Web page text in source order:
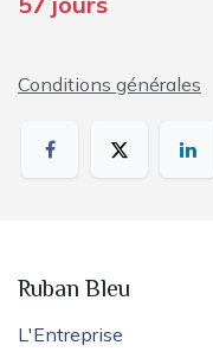
Conditions générales
Ruban Bleu
L'Entreprise